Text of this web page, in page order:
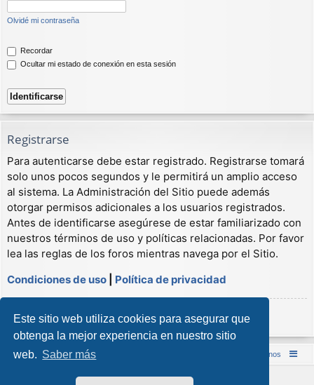
Este sitio web utiliza cookies para asegurar que
obtenga la mejor experiencia en nuestro sitio
web. Saber más
Olvidé mi contraseña
Recordar
Ocultar mi estado de conexión en esta sesión
Registrarse
Para autenticarse debe estar registrado. Registrarse tomará
solo unos pocos segundos y le permitirá un amplio acceso
al sistema. La Administración del Sitio puede además
otorgar permisos adicionales a los usuarios registrados.
Antes de identificarse asegúrese de estar familiarizado con
nuestros términos de uso y políticas relacionadas. Por favor
lea las reglas de los foros mientras navega por el Sitio.
Condiciones de uso
Política de privacidad
Registrarse
Inicio (Web) Foro Punta de Lanza Wargames Contáctenos
Desarrollado porphpBB® Forum Software © phpBB Limited